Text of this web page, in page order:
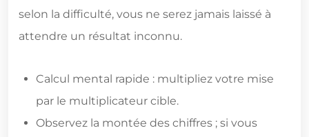
selon la difficulté, vous ne serez jamais laissé à
attendre un résultat inconnu.
Calcul mental rapide : multipliez votre mise
par le multiplicateur cible.
Observez la montée des chiffres ; si vous